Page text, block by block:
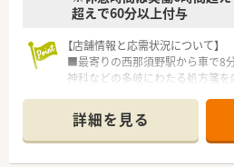
超えで60分以上付与
【店舗情報と応需状況について】
■最寄りの西那須野駅から車で8
神科などの多岐にわたる処方箋を
名の体制で対応し、居宅在宅にも
■平日は18時まで、土曜日は17時
無理のないペースで勤務すること
詳細を見る